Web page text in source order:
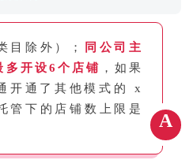
目除外）；
同公司主
多开设6个店铺 ，如果
开通了其他模式的 x
管下的店铺数上限是
A